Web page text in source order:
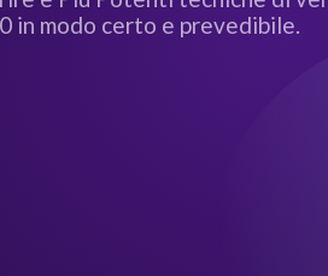
in modo certo e prevedibile.